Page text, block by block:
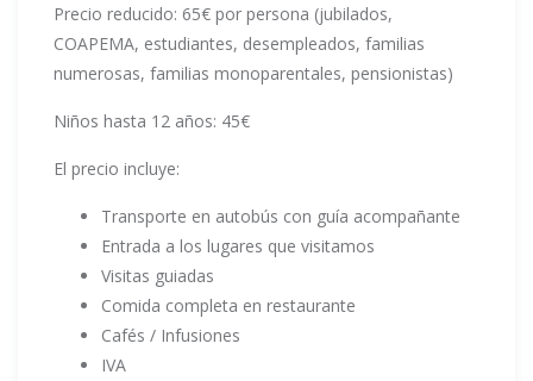
Precio reducido: 65€ por persona (jubilados,
COAPEMA, estudiantes, desempleados, familias
numerosas, familias monoparentales, pensionistas)
Niños hasta 12 años: 45€
El precio incluye:
Transporte en autobús con guía acompañante
Entrada a los lugares que visitamos
Visitas guiadas
Comida completa en restaurante
Cafés / Infusiones
IVA